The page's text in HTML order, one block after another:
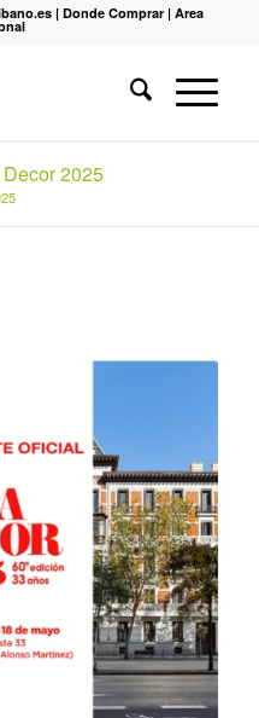
|Donde Comprar |Area
2025